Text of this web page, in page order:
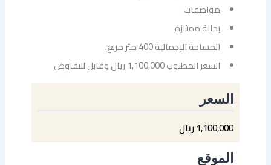
مواصفات
بحالة ممتازة
المساحة الإجمالية 400 متر مربع.
السعر المطلوب 1,100,000 ريال وقابل للتفاوض
السعر
1,100,000 ريال
الموقع